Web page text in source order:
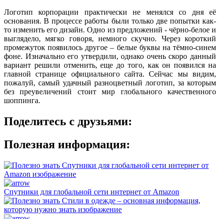
Логотип корпорации практически не менялся со дня её
основания. В процессе работы были только две попытки как-
то изменить его дизайн. Одно из предложений - чёрно-белое и
выглядело, мягко говоря, немного скучно. Через короткий
промежуток появилось другое – белые буквы на тёмно-синем
фоне. Изначально его утвердили, однако очень скоро данный
вариант решили отменить, еще до того, как он появился на
главной странице официального сайта. Сейчас мы видим,
пожалуй, самый удачный разноцветный логотип, за которым
без преувеличений стоит мир глобального качественного
шоппинга.
Поделитесь с друзьями:
Полезная информация:
Спутники для глобальной сети интернет от Amazon